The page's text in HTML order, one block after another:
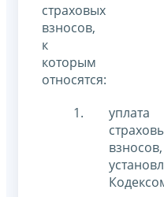
страховых
взносов,
к
которым
относятся:
уплата
взносов,